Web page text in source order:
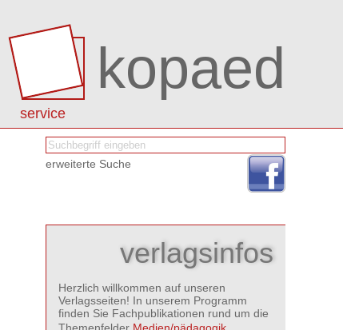
kopaed
service
erweiterte Suche
verlagsinfos
Herzlich willkommen auf unseren
Verlagsseiten! In unserem Programm
finden Sie Fachpublikationen rund um die